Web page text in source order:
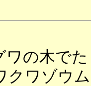
ワの木でた
クワゾウム